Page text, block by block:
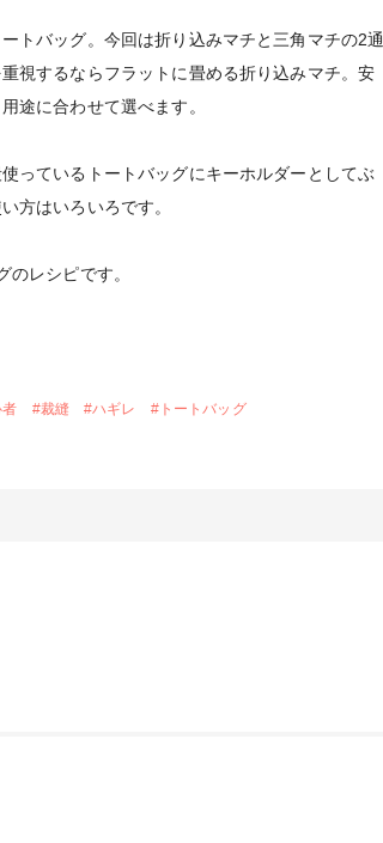
トバッグ。今回は折り込みマチと三角マチの2通
視するならフラットに畳める折り込みマチ。安
途に合わせて選べます。
っているトートバッグにキーホルダーとしてぶ
い方はいろいろです。
のレシピです。
#裁縫 #ハギレ #トートバッグ